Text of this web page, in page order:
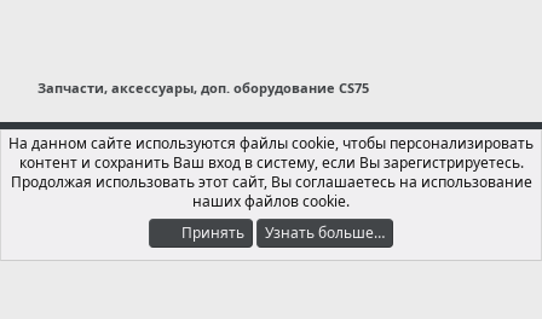
Запчасти, аксессуары, доп. оборудование CS75
Russian (RU)
Обратная связь
Условия и правила
Политика конфиденциальности
Помощь
Локализация от xenForo.Info®
На данном сайте используются файлы cookie, чтобы персонализировать
контент и сохранить Ваш вход в систему, если Вы зарегистрируетесь.
Продолжая использовать этот сайт, Вы соглашаетесь на использование
наших файлов cookie.
Принять
Узнать больше…